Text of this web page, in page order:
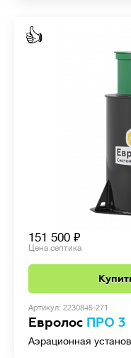
👍
151 500
Цена септика
Артикул: 2230845-271
Евролос ПРО 3
Аэрационная